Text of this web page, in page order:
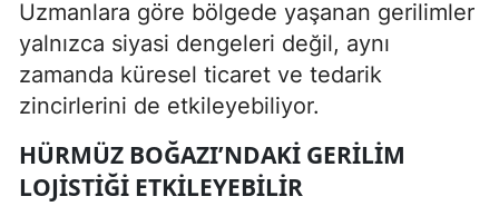
Uzmanlara göre bölgede yaşanan gerilimler
yalnızca siyasi dengeleri değil, aynı
zamanda küresel ticaret ve tedarik
zincirlerini de etkileyebiliyor.
HÜRMÜZ BOĞAZI’NDAKI GERILIM
LOJISTIĞI ETKILEYEBILIR